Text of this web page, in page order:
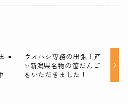
ウオハシ専務の出張土産
✨新潟県名物の笹だんご
をいただきました！